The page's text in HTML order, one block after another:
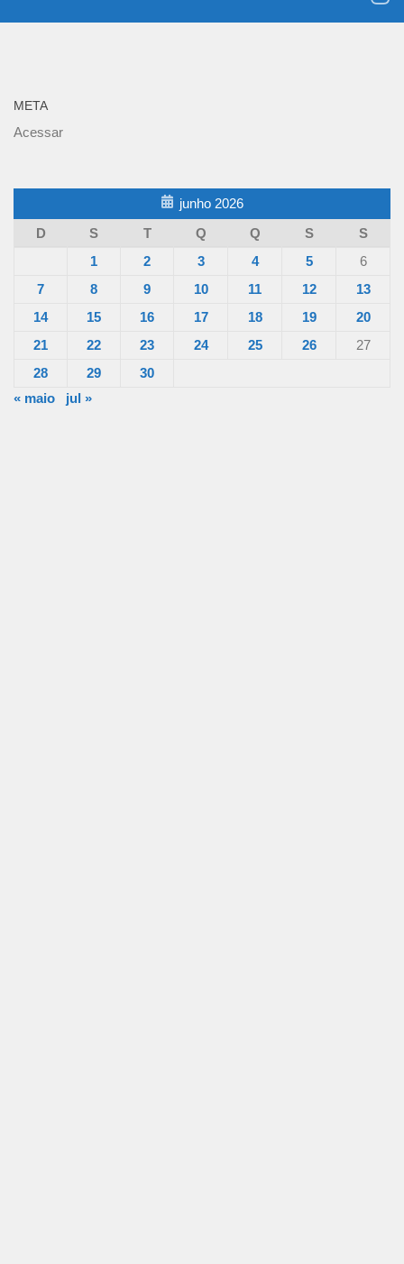
META
Acessar
junho 2026
D
S T Q Q S
S
1
2 3 4 5
6
7
8 9 10 11 12
13
14
15 16 17 18 19
20
21
22 23 24 25 26
27
28
29
30
« maio
jul »